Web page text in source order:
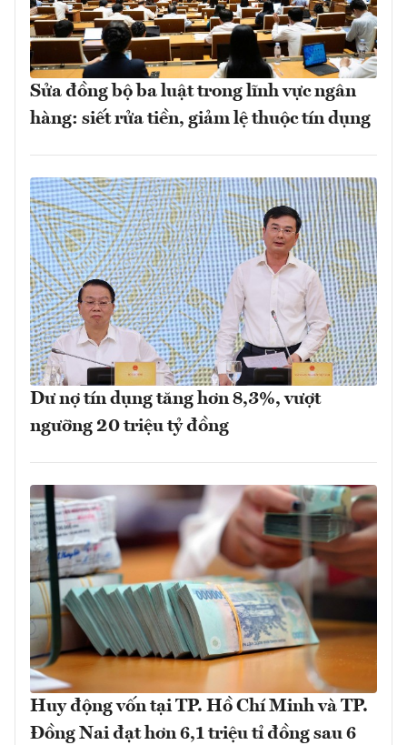
Sửa đồng bộ ba luật trong lĩnh vực ngân
hàng: siết rửa tiền, giảm lệ thuộc tín dụng
Dư nợ tín dụng tăng hơn 8,3%, vượt
ngưỡng 20 triệu tỷ đồng
Huy động vốn tại TP. Hồ Chí Minh và TP.
Đồng Nai đạt hơn 6,1 triệu tỉ đồng sau 6